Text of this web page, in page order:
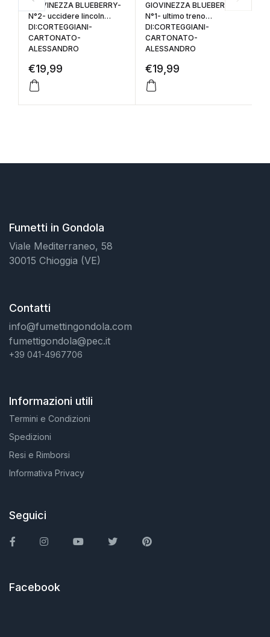
GIOVINEZZA BLUEBERRY-
N°2- uccidere lincoln
DI:CORTEGGIANI-
CARTONATO-
ALESSANDRO
€19,99
GIOVINEZZA BLUEBERRY-
N°1- ultimo treno
DI:CORTEGGIANI-
CARTONATO-
ALESSANDRO
€19,99
Fumetti in Gondola
Viale Mediterraneo, 58
30015 Chioggia (VE)
Contatti
info@fumettingondola.com
fumettigondola@pec.it
+39 041-4967706
Informazioni utili
Termini e Condizioni
Spedizioni
Resi e Rimborsi
Informativa Privacy
Seguici
FacebookInstagramYou TubeTwitter Pinterest
Facebook